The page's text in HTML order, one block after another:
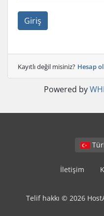
Giriş
Kayıtlı değil misiniz? Hesap
Powered by
İletişim
Telif hakkı © 2026